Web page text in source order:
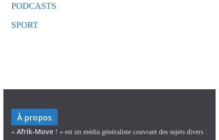
PODCASTS
SPORT
À propos
« Afrik-Move ! » est un média généraliste couvrant des sujets divers :